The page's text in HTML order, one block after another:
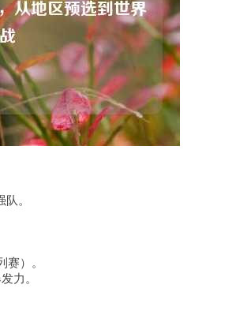
。
）。
力。